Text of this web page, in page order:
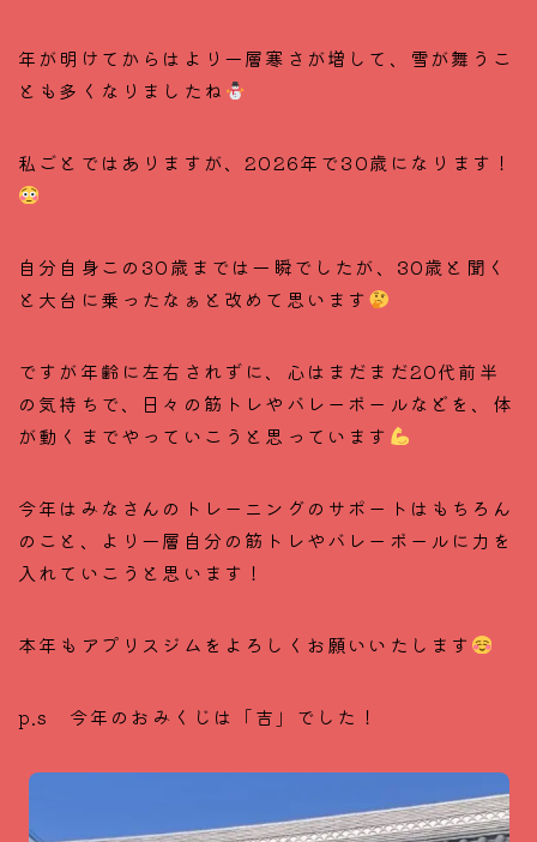
年が明けてからはより一層寒さが増して、雪が舞うこ
とも多くなりましたね
私ごとではありますが、2026年で30歳になります！
自分自身この30歳までは一瞬でしたが、30歳と聞く
と大台に乗ったなぁと改めて思います
ですが年齢に左右されずに、心はまだまだ20代前半
の気持ちで、日々の筋トレやバレーボールなどを、体
が動くまでやっていこうと思っています
今年はみなさんのトレーニングのサポートはもちろん
のこと、より一層自分の筋トレやバレーボールに力を
入れていこうと思います！
本年もアプリスジムをよろしくお願いいたします
p.s 今年のおみくじは「吉」でした！